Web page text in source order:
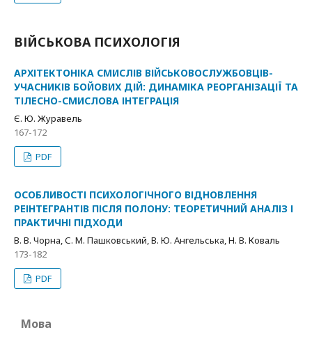
ВІЙСЬКОВА ПСИХОЛОГІЯ
АРХІТЕКТОНІКА СМИСЛІВ ВІЙСЬКОВОСЛУЖБОВЦІВ-
УЧАСНИКІВ БОЙОВИХ ДІЙ: ДИНАМІКА РЕОРГАНІЗАЦІЇ ТА
ТІЛЕСНО-СМИСЛОВА ІНТЕГРАЦІЯ
Є. Ю. Журавель
167-172
PDF
ОСОБЛИВОСТІ ПСИХОЛОГІЧНОГО ВІДНОВЛЕННЯ
РЕІНТЕГРАНТІВ ПІСЛЯ ПОЛОНУ: ТЕОРЕТИЧНИЙ АНАЛІЗ І
ПРАКТИЧНІ ПІДХОДИ
В. В. Чорна, С. М. Пашковський, В. Ю. Ангельська, Н. В. Коваль
173-182
PDF
Мова